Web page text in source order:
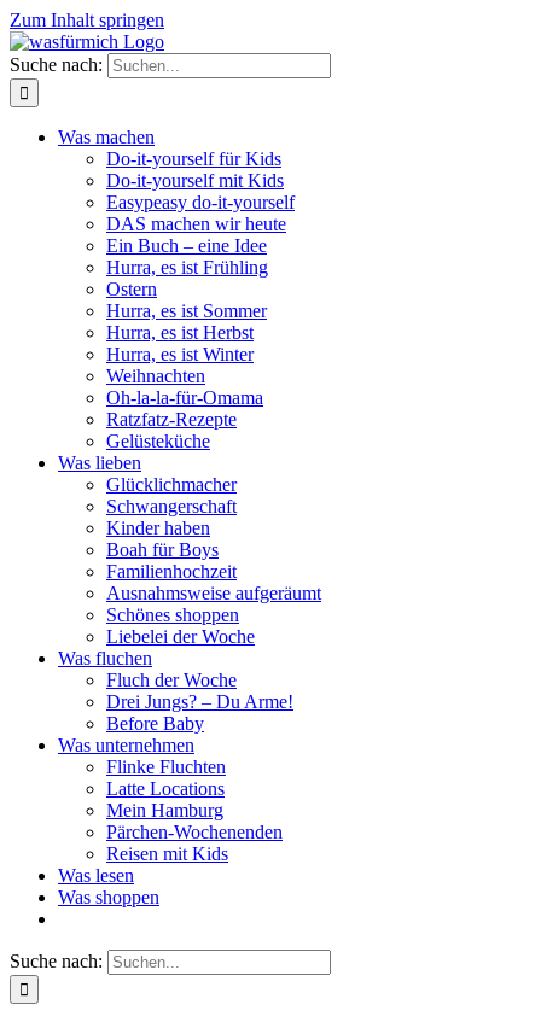
Zum Inhalt springen
Suche nach:
Was machen
Do-it-yourself für Kids
Do-it-yourself mit Kids
Easypeasy do-it-yourself
DAS machen wir heute
Ein Buch – eine Idee
Hurra, es ist Frühling
Ostern
Hurra, es ist Sommer
Hurra, es ist Herbst
Hurra, es ist Winter
Weihnachten
Oh-la-la-für-Omama
Ratzfatz-Rezepte
Gelüsteküche
Was lieben
Glücklichmacher
Schwangerschaft
Kinder haben
Boah für Boys
Familienhochzeit
Ausnahmsweise aufgeräumt
Schönes shoppen
Liebelei der Woche
Was fluchen
Fluch der Woche
Drei Jungs? – Du Arme!
Before Baby
Was unternehmen
Flinke Fluchten
Latte Locations
Mein Hamburg
Pärchen-Wochenenden
Reisen mit Kids
Was lesen
Was shoppen
Suche nach: